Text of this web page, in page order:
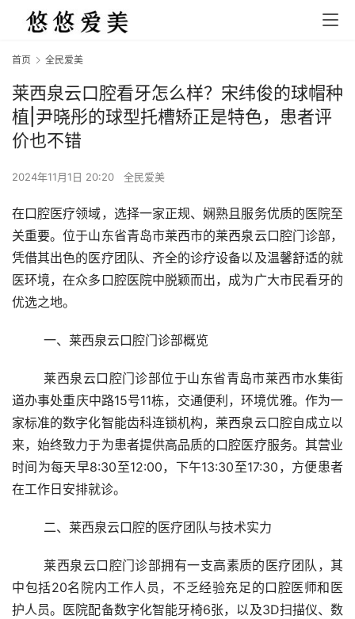
首页 全民爱美
莱西泉云口腔看牙怎么样？宋纬俊的球帽种
植|尹晓彤的球型托槽矫正是特色，患者评
价也不错
2024年11月1日 20:20 全民爱美
在口腔医疗领域，选择一家正规、娴熟且服务优质的医院至
关重要。位于山东省青岛市莱西市的莱西泉云口腔门诊部，
凭借其出色的医疗团队、齐全的诊疗设备以及温馨舒适的就
医环境，在众多口腔医院中脱颖而出，成为广大市民看牙的
优选之地。
	一、莱西泉云口腔门诊部概览
道办事处重庆中路15号11栋，交通便利，环境优雅。作为一
家标准的数字化智能齿科连锁机构，莱西泉云口腔自成立以
来，始终致力于为患者提供高品质的口腔医疗服务。其营业
时间为每天早8:30至12:00，下午13:30至17:30，方便患者
在工作日安排就诊。
	二、莱西泉云口腔的医疗团队与技术实力
中包括20名院内工作人员，不乏经验充足的口腔医师和医
护人员。医院配备数字化智能牙椅6张，以及3D扫描仪、数